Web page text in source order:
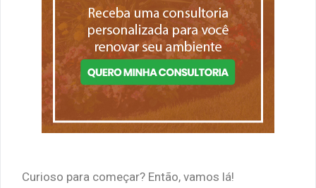
Curioso para começar? Então, vamos lá!